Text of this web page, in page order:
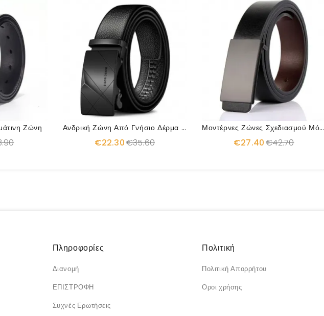
Ζώνη Ανδρική Ζώνη Από Γνήσιο Δέρμα Cow
€22.30€35.60
Μοντέρνες Ζώνες Σχεδιασμού Μόδας Για Άντρες
€27.40€42.70
Πληροφορίες
Διανομή
ΕΠΙΣΤΡΟΦΗ
Συχνές Ερωτήσεις
Πολιτική
Πολιτική Απορρήτου
Οροι χρήσης